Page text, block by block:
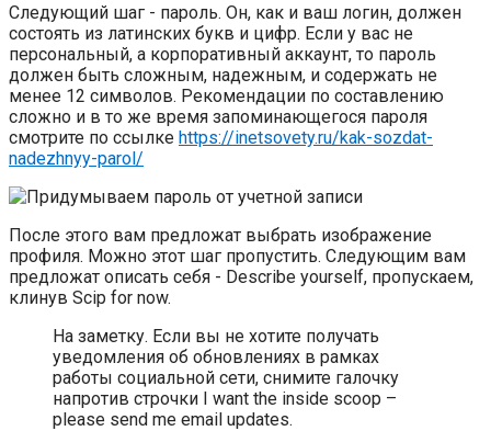
Следующий шаг - пароль. Он, как и ваш логин, должен
состоять из латинских букв и цифр. Если у вас не
персональный, а корпоративный аккаунт, то пароль
должен быть сложным, надежным, и содержать не
менее 12 символов. Рекомендации по составлению
сложно и в то же время запоминающегося пароля
смотрите по ссылке https://inetsovety.ru/kak-sozdat-
nadezhnyy-parol/
После этого вам предложат выбрать изображение
профиля. Можно этот шаг пропустить. Следующим вам
предложат описать себя - Describe yourself, пропускаем,
клинув Scip for now.
На заметку. Если вы не хотите получать
уведомления об обновлениях в рамках
работы социальной сети, снимите галочку
напротив строчки I want the inside scoop –
please send me email updates.